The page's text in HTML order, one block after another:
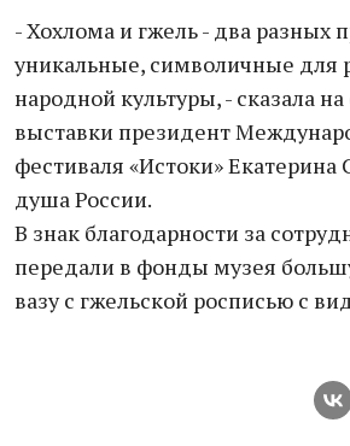
- Хохлома и гжель - два разных
уникальные, символичные для
народной культуры, - сказала
выставки президент
фестиваля «Истоки» Екатерина
душа России.
В знак благодарности за
передали в фонды музея
вазу с гжельской росписью с